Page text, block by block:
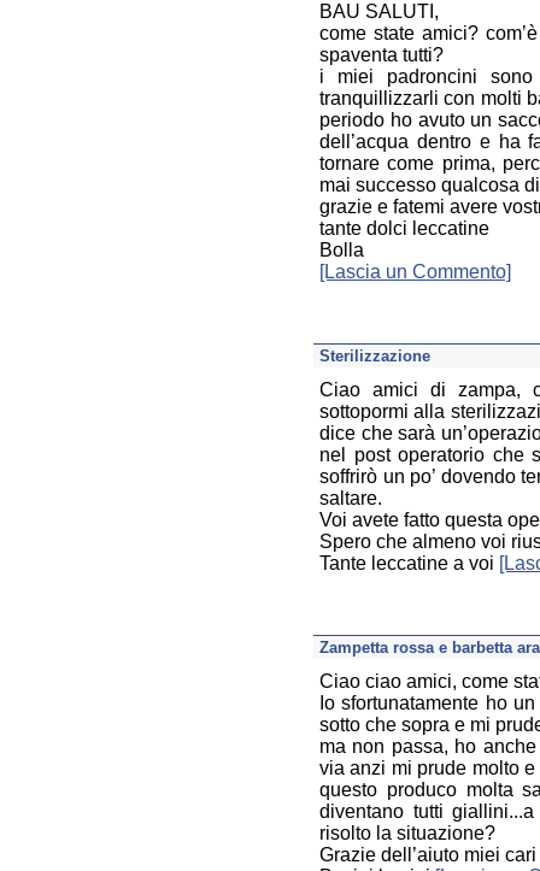
BAU SALUTI,
come state amici?
spaventa tutti?
i miei padroncini
tranquillizzarli con molti
periodo ho avuto un
dell’acqua dentro e ha
tornare come prima,
mai successo qualcosa
grazie e fatemi avere
tante dolci leccatine
Bolla
[Lascia un Commento]
Sterilizzazione
Ciao amici di zampa,
sottopormi alla
dice che sarà
nel post operatorio che
soffrirò un po’ dovendo
saltare.
Voi avete fatto questa
Spero che almeno voi
Tante leccatine a voi
Zampetta rossa e barbetta
Ciao ciao amici, come
Io sfortunatamente ho
sotto che sopra e mi
ma non passa, ho
via anzi mi prude molto
questo produco molta
diventano tutti
risolto la situazione?
Grazie dell’aiuto miei